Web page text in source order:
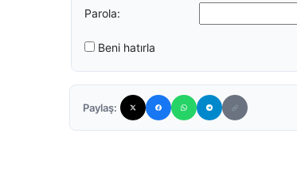
Parola:
Beni hatırla
Paylaş: